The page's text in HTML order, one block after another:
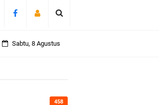
Sabtu, 8 Agustus
458